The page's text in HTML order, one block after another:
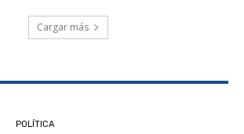
Cargar más
POLÍTICA